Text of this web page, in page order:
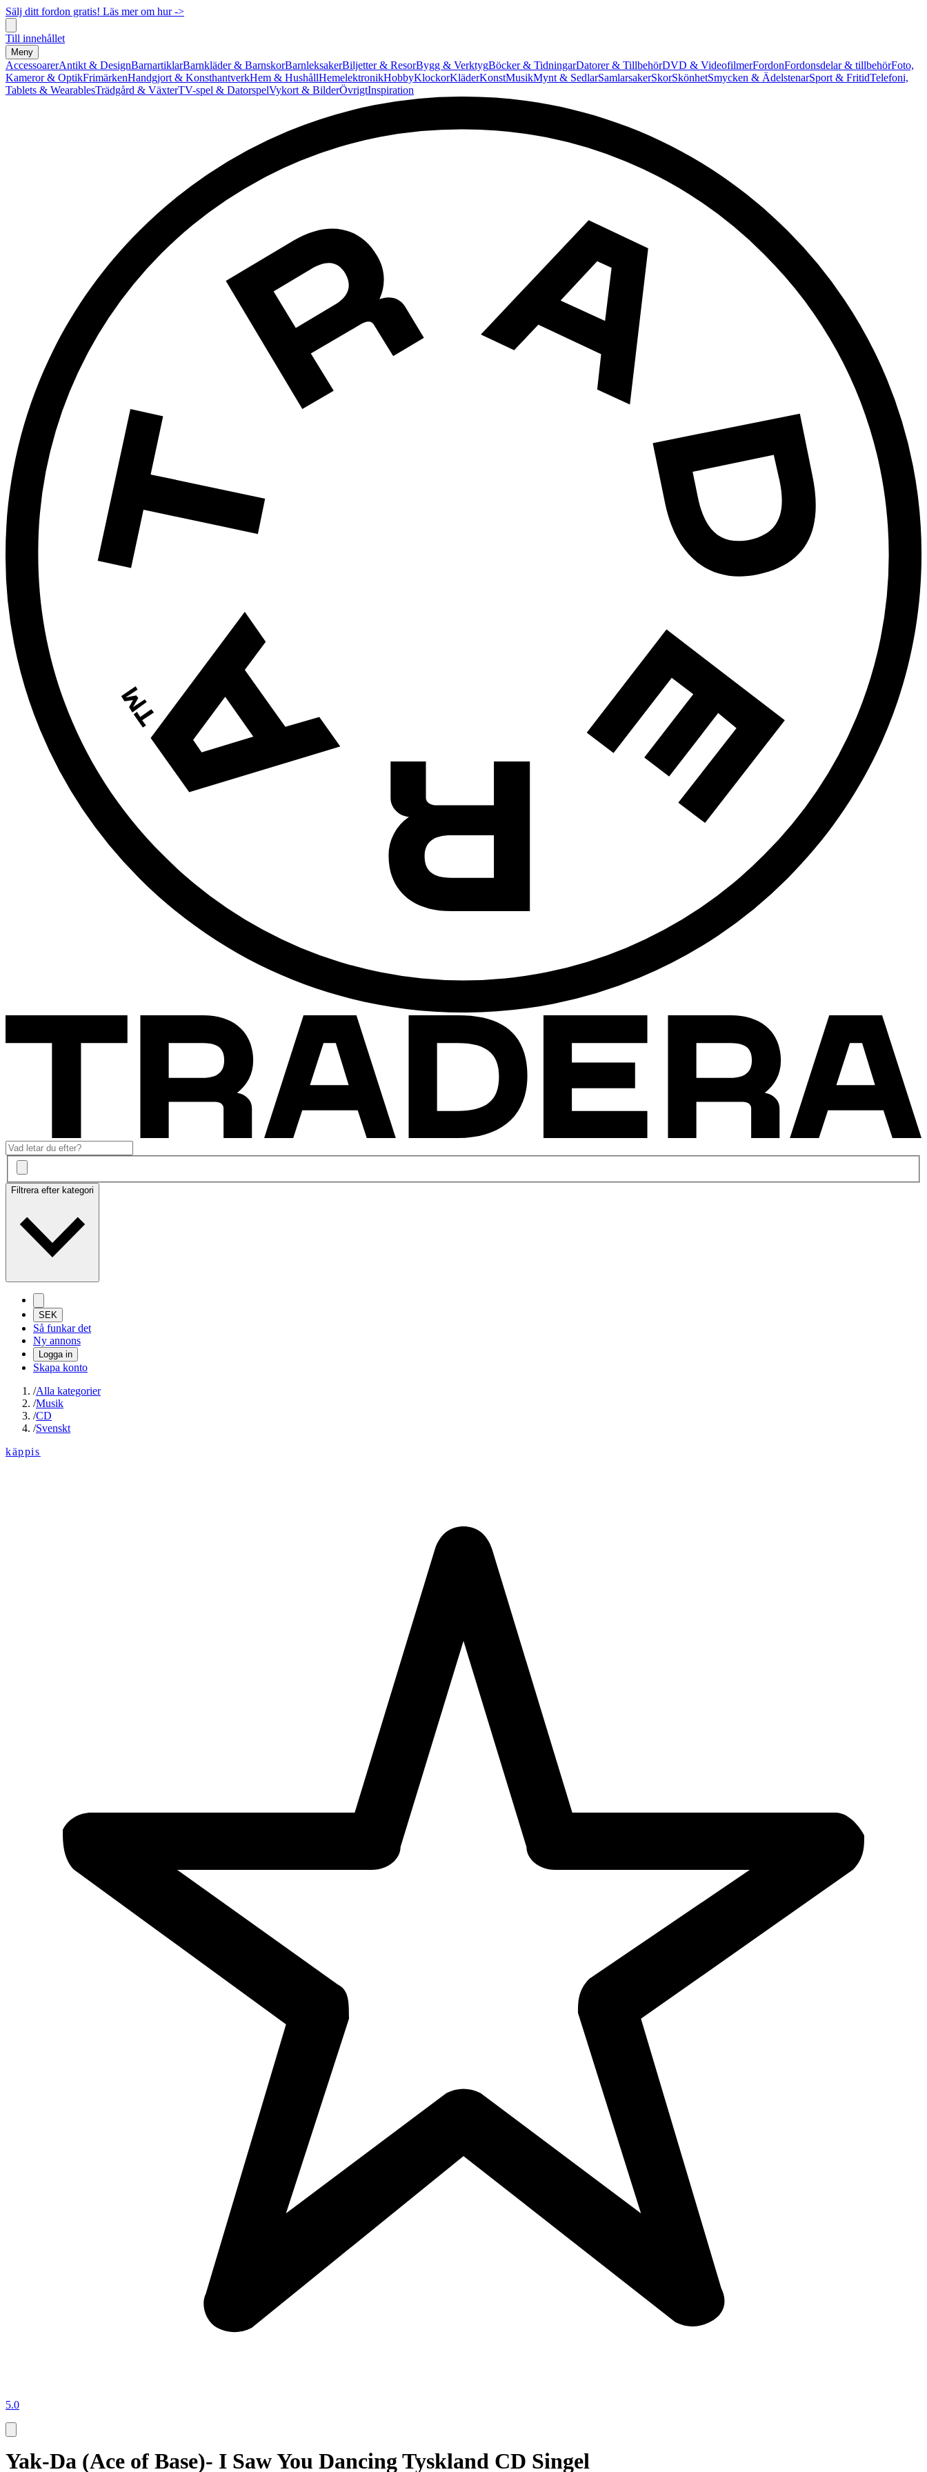
Sälj ditt fordon gratis! Läs mer om hur ->
Till innehållet
Meny
AccessoarerAntikt & DesignBarnartiklarBarnkläder & BarnskorBarnleksakerBiljetter & ResorBygg & VerktygBöcker & TidningarDatorer & TillbehörDVD & VideofilmerFordonFordonsdelar & tillbehörFoto,
Kameror & OptikFrimärkenHandgjort & KonsthantverkHem & HushållHemelektronikHobbyKlockorKläderKonstMusikMynt & SedlarSamlarsakerSkorSkönhetSmycken & ÄdelstenarSport & FritidTelefoni,
Tablets & WearablesTrädgård & VäxterTV-spel & DatorspelVykort & BilderÖvrigtInspiration
Filtrera efter kategori
SEK
Så funkar det
Ny annons
Logga in
Skapa konto
/Alla kategorier
/Musik
/CD
/Svenskt
käppis
5.0
Yak-Da (Ace of Base)- I Saw You Dancing Tyskland CD Singel